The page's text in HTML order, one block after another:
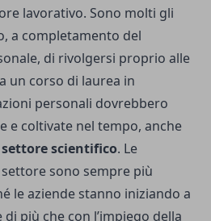
lavorativo. Sono molti gli
a completamento del
di rivolgersi proprio alle
un corso di laurea in
personali dovrebbero
e coltivate nel tempo, anche
settore scientifico. Le
sono sempre più
le aziende stanno iniziando a
più che con l’impiego della